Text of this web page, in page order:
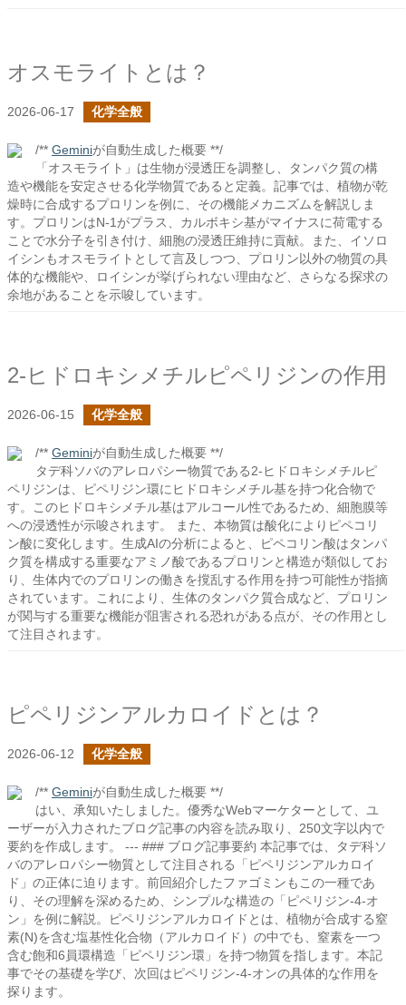
オスモライトとは？
2026-06-17 化学全般
/** Geminiが自動生成した概要 **/
「オスモライト」は生物が浸透圧を調整し、タンパク質の構
造や機能を安定させる化学物質であると定義。記事では、植物が乾
燥時に合成するプロリンを例に、その機能メカニズムを解説しま
す。プロリンはN-1がプラス、カルボキシ基がマイナスに荷電する
ことで水分子を引き付け、細胞の浸透圧維持に貢献。また、イソロ
イシンもオスモライトとして言及しつつ、プロリン以外の物質の具
体的な機能や、ロイシンが挙げられない理由など、さらなる探求の
余地があることを示唆しています。
2-ヒドロキシメチルピペリジンの作用
2026-06-15 化学全般
/** Geminiが自動生成した概要 **/
タデ科ソバのアレロパシー物質である2-ヒドロキシメチルピ
ペリジンは、ピペリジン環にヒドロキシメチル基を持つ化合物で
す。このヒドロキシメチル基はアルコール性であるため、細胞膜等
への浸透性が示唆されます。 また、本物質は酸化によりピペコリ
ン酸に変化します。生成AIの分析によると、ピペコリン酸はタンパ
ク質を構成する重要なアミノ酸であるプロリンと構造が類似してお
り、生体内でのプロリンの働きを撹乱する作用を持つ可能性が指摘
されています。これにより、生体のタンパク質合成など、プロリン
が関与する重要な機能が阻害される恐れがある点が、その作用とし
て注目されます。
ピペリジンアルカロイドとは？
2026-06-12 化学全般
/** Geminiが自動生成した概要 **/
はい、承知いたしました。優秀なWebマーケターとして、ユ
ーザーが入力されたブログ記事の内容を読み取り、250文字以内で
要約を作成します。 --- ### ブログ記事要約 本記事では、タデ科ソ
バのアレロパシー物質として注目される「ピペリジンアルカロイ
ド」の正体に迫ります。前回紹介したファゴミンもこの一種であ
り、その理解を深めるため、シンプルな構造の「ピペリジン-4-オ
ン」を例に解説。ピペリジンアルカロイドとは、植物が合成する窒
素(N)を含む塩基性化合物（アルカロイド）の中でも、窒素を一つ
含む飽和6員環構造「ピペリジン環」を持つ物質を指します。本記
事でその基礎を学び、次回はピペリジン-4-オンの具体的な作用を
探ります。